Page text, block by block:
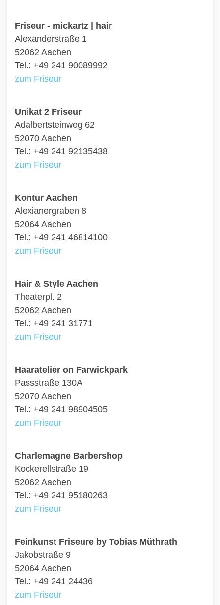
Friseur - mickartz | hair
Alexanderstraße 1
52062 Aachen
Tel.: +49 241 90089992
zum Friseur
Unikat 2 Friseur
Adalbertsteinweg 62
52070 Aachen
Tel.: +49 241 92135438
zum Friseur
Kontur Aachen
Alexianergraben 8
52064 Aachen
Tel.: +49 241 46814100
zum Friseur
Hair & Style Aachen
Theaterpl. 2
52062 Aachen
Tel.: +49 241 31771
zum Friseur
Haaratelier on Farwickpark
Passstraße 130A
52070 Aachen
Tel.: +49 241 98904505
zum Friseur
Charlemagne Barbershop
Kockerellstraße 19
52062 Aachen
Tel.: +49 241 95180263
zum Friseur
Feinkunst Friseure by Tobias Müthrath
Jakobstraße 9
52064 Aachen
Tel.: +49 241 24436
zum Friseur